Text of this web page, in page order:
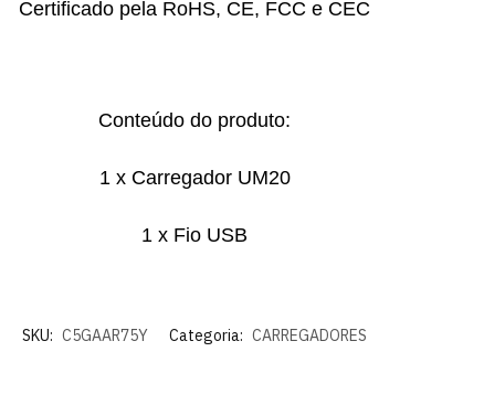
Certificado pela RoHS, CE, FCC e CEC
Conteúdo do produto:
1 x Carregador UM20
1 x Fio USB
SKU: C5GAAR75Y Categoria: CARREGADORES